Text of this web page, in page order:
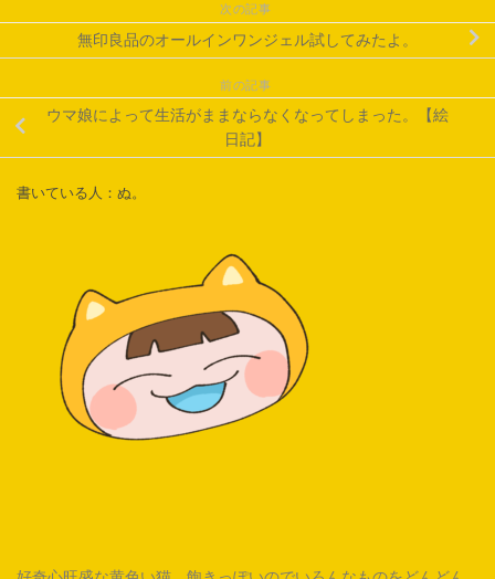
次の記事
無印良品のオールインワンジェル試してみたよ。
前の記事
ウマ娘によって生活がままならなくなってしまった。【絵
日記】
書いている人：ぬ。